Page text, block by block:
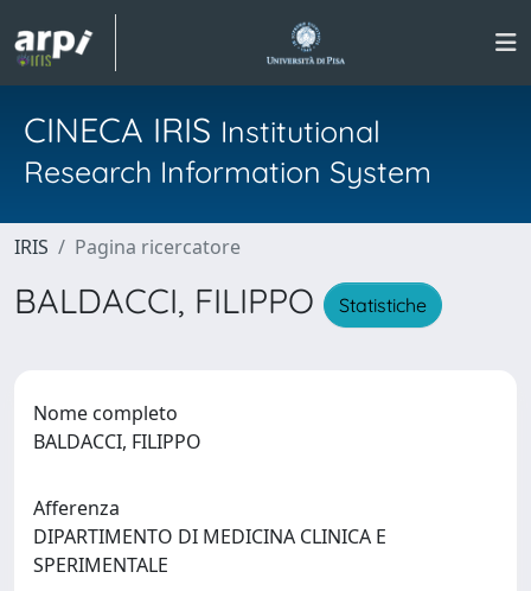
CINECA IRIS Institutional
Research Information System
IRIS Pagina ricercatore
BALDACCI, FILIPPO Statistiche
Nome completo
BALDACCI, FILIPPO
Afferenza
DIPARTIMENTO DI MEDICINA CLINICA E
SPERIMENTALE